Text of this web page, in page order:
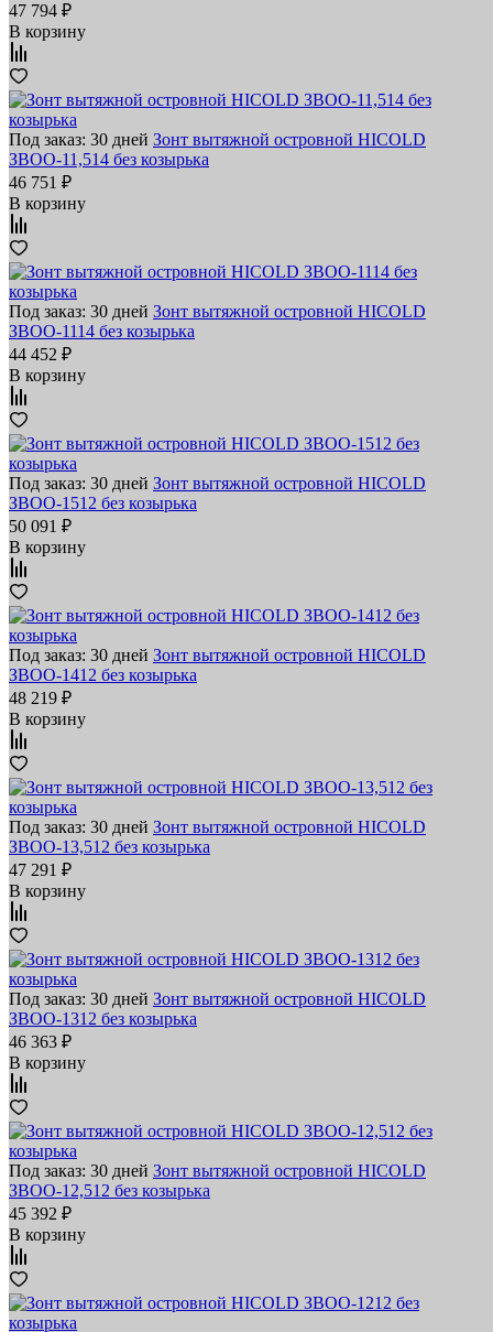
47 794 ₽
В корзину
Под заказ: 30 дней Зонт вытяжной островной HICOLD
ЗВОО-11,514 без козырька
46 751 ₽
В корзину
Под заказ: 30 дней Зонт вытяжной островной HICOLD
ЗВОО-1114 без козырька
44 452 ₽
В корзину
Под заказ: 30 дней Зонт вытяжной островной HICOLD
ЗВОО-1512 без козырька
50 091 ₽
В корзину
Под заказ: 30 дней Зонт вытяжной островной HICOLD
ЗВОО-1412 без козырька
48 219 ₽
В корзину
Под заказ: 30 дней Зонт вытяжной островной HICOLD
ЗВОО-13,512 без козырька
47 291 ₽
В корзину
Под заказ: 30 дней Зонт вытяжной островной HICOLD
ЗВОО-1312 без козырька
46 363 ₽
В корзину
Под заказ: 30 дней Зонт вытяжной островной HICOLD
ЗВОО-12,512 без козырька
45 392 ₽
В корзину